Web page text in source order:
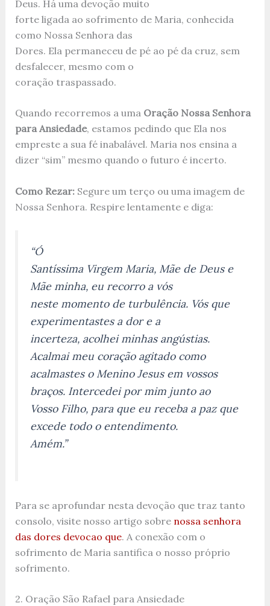
Deus. Há uma devoção muito
forte ligada ao sofrimento de Maria, conhecida
como Nossa Senhora das
Dores. Ela permaneceu de pé ao pé da cruz, sem
desfalecer, mesmo com o
coração traspassado.
Quando recorremos a uma Oração Nossa Senhora
para Ansiedade, estamos pedindo que Ela nos
empreste a sua fé inabalável. Maria nos ensina a
dizer “sim” mesmo quando o futuro é incerto.
Como Rezar:Segure um terço ou uma imagem de
Nossa Senhora. Respire lentamente e diga:
“Ó
Santíssima Virgem Maria, Mãe de Deus e
Mãe minha, eu recorro a vós
neste momento de turbulência. Vós que
experimentastes a dor e a
incerteza, acolhei minhas angústias.
Acalmai meu coração agitado como
acalmastes o Menino Jesus em vossos
braços. Intercedei por mim junto ao
Vosso Filho, para que eu receba a paz que
excede todo o entendimento.
Amém.”
Para se aprofundar nesta devoção que traz tanto
consolo, visite nosso artigo sobre nossa senhora
das dores devocao que. A conexão com o
sofrimento de Maria santifica o nosso próprio
sofrimento.
2. Oração São Rafael para Ansiedade